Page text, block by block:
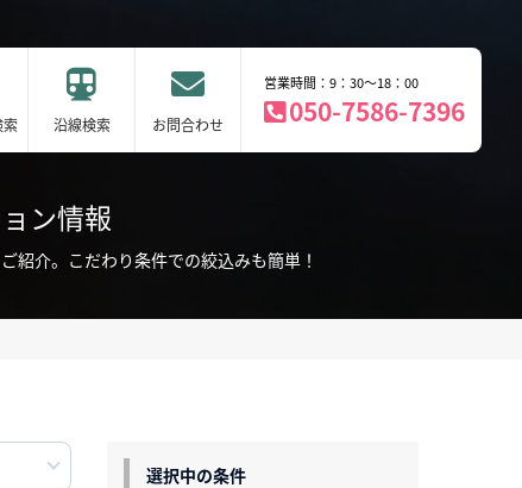
索 沿線検索 お問合わせ
営業時間：9：30～18：00
050-7586-7396
ン情報
紹介。こだわり条件での絞込みも簡単！
選択中の条件